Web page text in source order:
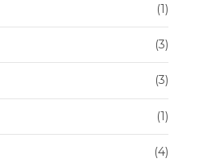
(1)
(3)
(3)
(1)
(4)